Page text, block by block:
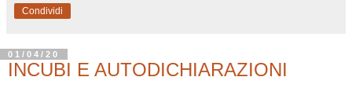
Condividi
01/04/20
INCUBI E AUTODICHIARAZIONI